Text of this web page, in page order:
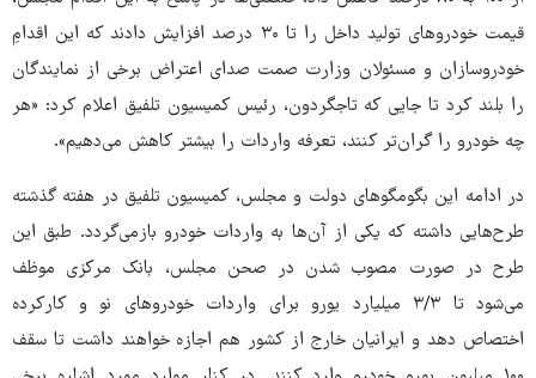
قیمت خودروهای تولید داخل را تا ۳۰ درصد افزایش دادند که این اقدامِ
خودروسازان و مسئولان وزارت صمت صدای اعتراض برخی از نمایندگان
را بلند کرد تا جایی که تاجگردون، رئیس کمیسیون تلفیق اعلام کرد: «هر
چه خودرو را گران‌تر کنند، تعرفه واردات را بیشتر کاهش می‌دهیم».
در ادامه این بگومگوهای دولت و مجلس، کمیسیون تلفیق در هفته گذشته
طرح‌هایی داشته که یکی از آن‌ها به ‌واردات خودرو بازمی‌گردد. طبق این
طرح در صورت مصوب شدن در صحن مجلس، بانک مرکزی موظف
می‌شود تا ۳/۳ میلیارد یورو برای واردات خودروهای نو و کارکرده
اختصاص دهد و ایرانیان خارج از کشور هم اجازه خواهند داشت تا سقف